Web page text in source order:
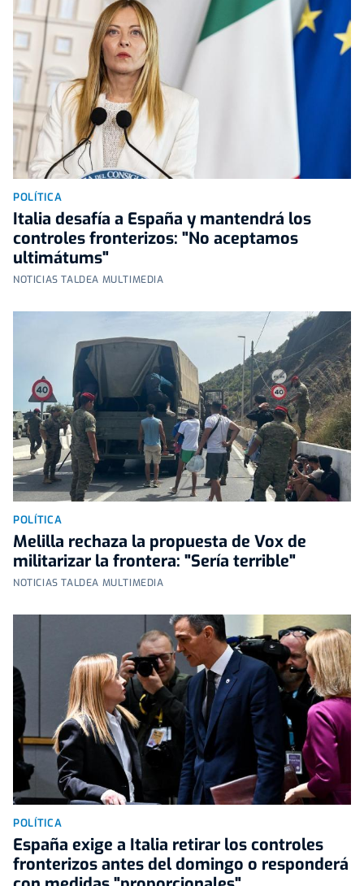
POLÍTICA
Italia desafía a España y mantendrá los
controles fronterizos: "No aceptamos
ultimátums"
NOTICIAS TALDEA MULTIMEDIA
POLÍTICA
Melilla rechaza la propuesta de Vox de
militarizar la frontera: "Sería terrible"
NOTICIAS TALDEA MULTIMEDIA
POLÍTICA
España exige a Italia retirar los controles
fronterizos antes del domingo o responderá